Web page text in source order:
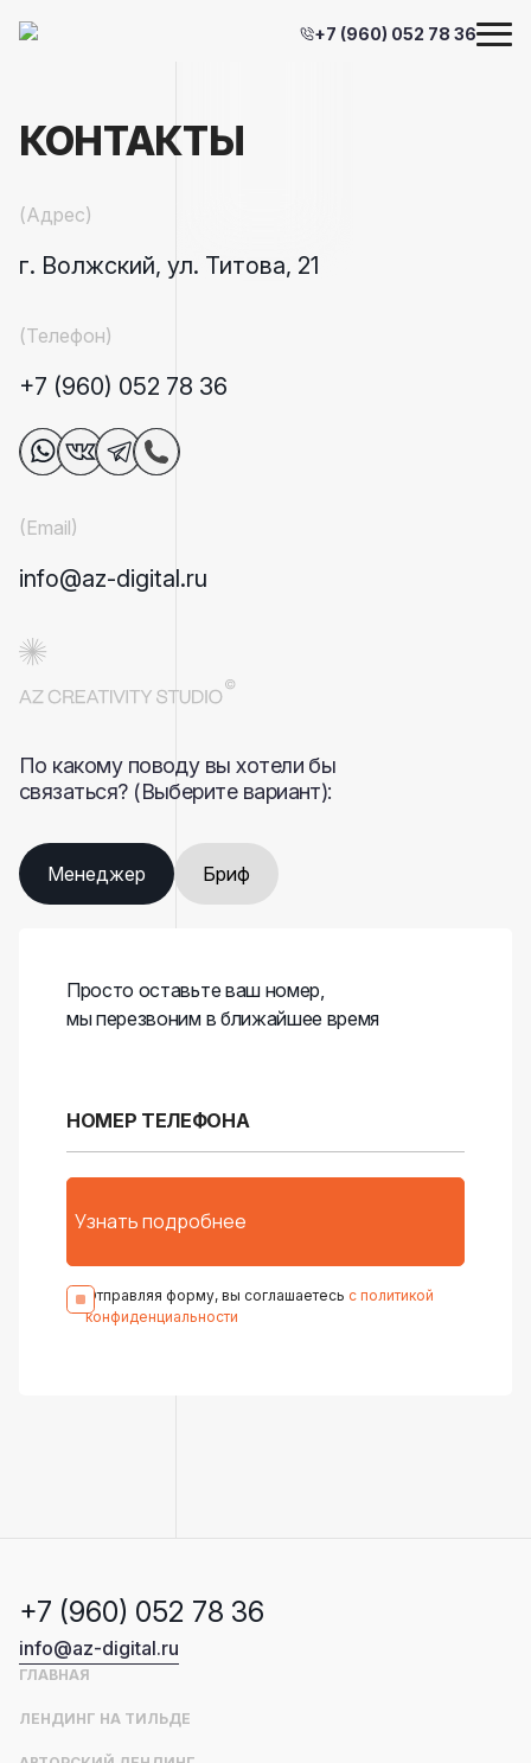
+7 (960) 052 78 36
КОНТАКТЫ
(Адрес)
г. Волжский, ул. Титова, 21
(Телефон)
+7 (960) 052 78 36
(Email)
info@az-digital.ru
По какому поводу вы хотели бы
связаться? (Выберите вариант):
Менеджер Бриф
Просто оставьте ваш номер,
мы перезвоним в ближайшее время
Отправляя форму, вы соглашаетесь с политикой
конфиденциальности
+7 (960) 052 78 36
info@az-digital.ru
ГЛАВНАЯ
ЛЕНДИНГ НА ТИЛЬДЕ